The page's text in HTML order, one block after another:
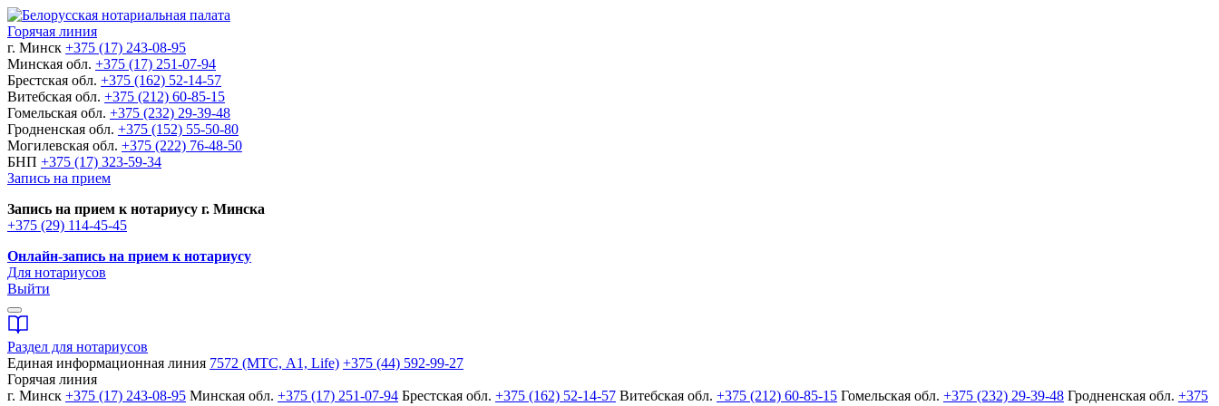
Горячая линия
г. Минск +375 (17) 243-08-95
Минская обл. +375 (17) 251-07-94
Брестская обл. +375 (162) 52-14-57
Витебская обл. +375 (212) 60-85-15
Гомельская обл. +375 (232) 29-39-48
Гродненская обл. +375 (152) 55-50-80
Могилевская обл. +375 (222) 76-48-50
БНП +375 (17) 323-59-34
Запись на прием
Запись на прием к нотариусу г. Минска
+375 (29) 114-45-45
Онлайн-запись на прием к нотариусу
Для нотариусов
Выйти
Раздел для нотариусов
Единая информационная линия 7572 (МТС, A1, Life) +375 (44) 592-99-27
Горячая линия
г. Минск +375 (17) 243-08-95 Минская обл. +375 (17) 251-07-94 Брестская обл. +375 (162) 52-14-57 Витебская обл. +375 (212) 60-85-15 Гомельская обл. +375 (232) 29-39-48 Гродненская обл. +375